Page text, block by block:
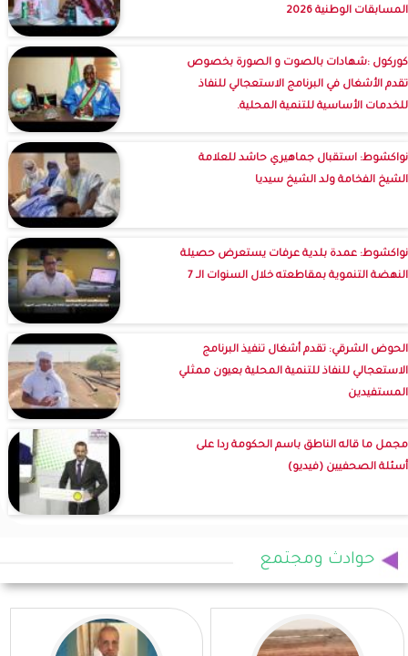
المسابقات الوطنية 2026
كوركول :شهادات بالصوت و الصورة بخصوص
تقدم الأشغال في البرنامج الاستعجالي للنفاذ
للخدمات الأساسية للتنمية المحلية.
نواكشوط: استقبال جماهيري حاشد للعلامة
الشيخ الفخامة ولد الشيخ سيديا
نواكشوط: عمدة بلدية عرفات يستعرض حصيلة
النهضة التنموية بمقاطعته خلال السنوات الـ 7
الحوض الشرقي: تقدم أشغال تنفيذ البرنامج
الاستعجالي للنفاذ للتنمية المحلية بعيون ممثلي
المستفيدين
مجمل ما قاله الناطق باسم الحكومة ردا على
أسئلة الصحفيين (فيديو)
حوادث ومجتمع